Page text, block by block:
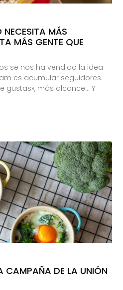
NECESITA MÁS
MÁS GENTE QUE
se nos ha vendido la idea
es acumular seguidores.
gustas», más alcance… Y
CAMPAÑA DE LA UNIÓN